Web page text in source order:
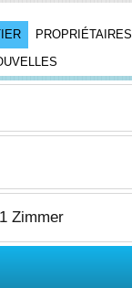
PROPRIÉTAIRES